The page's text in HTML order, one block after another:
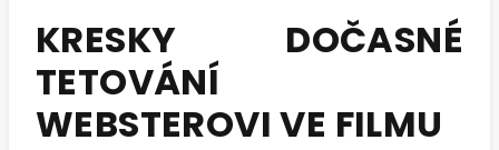
KRESKY DOČASNÉ
TETOVÁNÍ
WEBSTEROVI VE FILMU